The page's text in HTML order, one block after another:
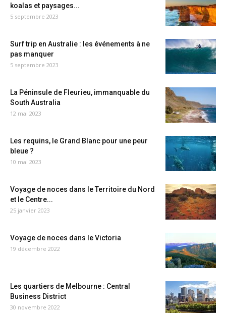
koalas et paysages...
5 septembre 2023
Surf trip en Australie : les événements à ne
pas manquer
5 septembre 2023
La Péninsule de Fleurieu, immanquable du
South Australia
12 mai 2023
Les requins, le Grand Blanc pour une peur
bleue ?
10 mai 2023
Voyage de noces dans le Territoire du Nord
et le Centre...
25 janvier 2023
Voyage de noces dans le Victoria
19 décembre 2022
Les quartiers de Melbourne : Central
Business District
30 novembre 2022